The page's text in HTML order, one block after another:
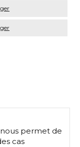
permet de
cas